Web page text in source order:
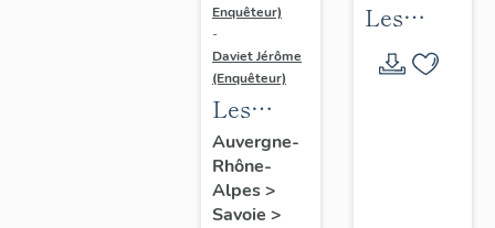
Enquêteur)
-
Daviet Jérôme
(Enquêteur)
Les
hôtels,
maisons
et
Auvergne-
Rhône-
Alpes>
Savoie >
Les
collèges
jésuites